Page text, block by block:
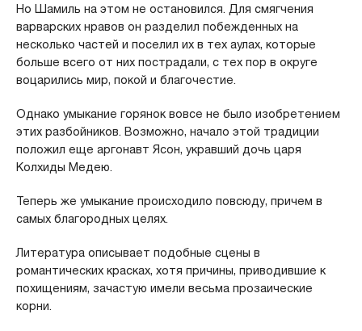
Но Шамиль на этом не остановился. Для смягчения
варварских нравов он разделил побежденных на
несколько частей и поселил их в тех аулах, которые
больше всего от них пострадали, с тех пор в округе
воцарились мир, покой и благочестие.
Однако умыкание горянок вовсе не было изобретением
этих разбойников. Возможно, начало этой традиции
положил еще аргонавт Ясон, укравший дочь царя
Колхиды Медею.
Теперь же умыкание происходило повсюду, причем в
самых благородных целях.
Литература описывает подобные сцены в
романтических красках, хотя причины, приводившие к
похищениям, зачастую имели весьма прозаические
корни.